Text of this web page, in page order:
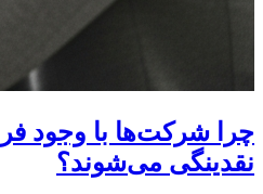
چرا شرکت‌ها با وجود
نقدینگی می‌شوند؟